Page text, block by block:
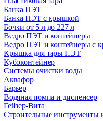
Банка ПЭТ
Банка ПЭТ с крышкой
Бочки от 5 л до 227 л
Ведро ПЭТ и контейнеры
Ведро ПЭТ и контейнеры с
Крышка для тары ПЭТ
Кубоконтейнер
Системы очистки воды
Аквафор
Барьер
Водяная помпа и диспенсер
Гейзер-Вита
Строительные инструменты